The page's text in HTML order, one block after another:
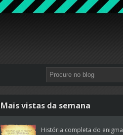
Mais vistas da semana
História completa do enigma